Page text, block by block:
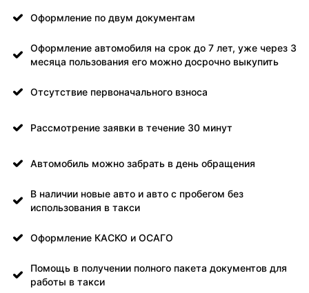
Оформление по двум документам
Оформление автомобиля на срок до 7 лет, уже через 3
месяца пользования его можно досрочно выкупить
Отсутствие первоначального взноса
Рассмотрение заявки в течение 30 минут
Автомобиль можно забрать в день обращения
В наличии новые авто и авто с пробегом без
использования в такси
Оформление КАСКО и ОСАГО
Помощь в получении полного пакета документов для
работы в такси